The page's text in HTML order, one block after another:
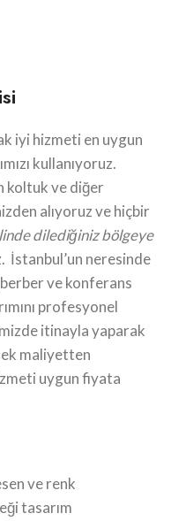
iyi hizmeti en uygun
kullanıyoruz.
koltuk ve diğer
alıyoruz ve hiçbir
dilediğiniz bölgeye
neresinde
ve konferans
profesyonel
itinayla yaparak
maliyetten
uygun fiyata
ve renk
tasarım